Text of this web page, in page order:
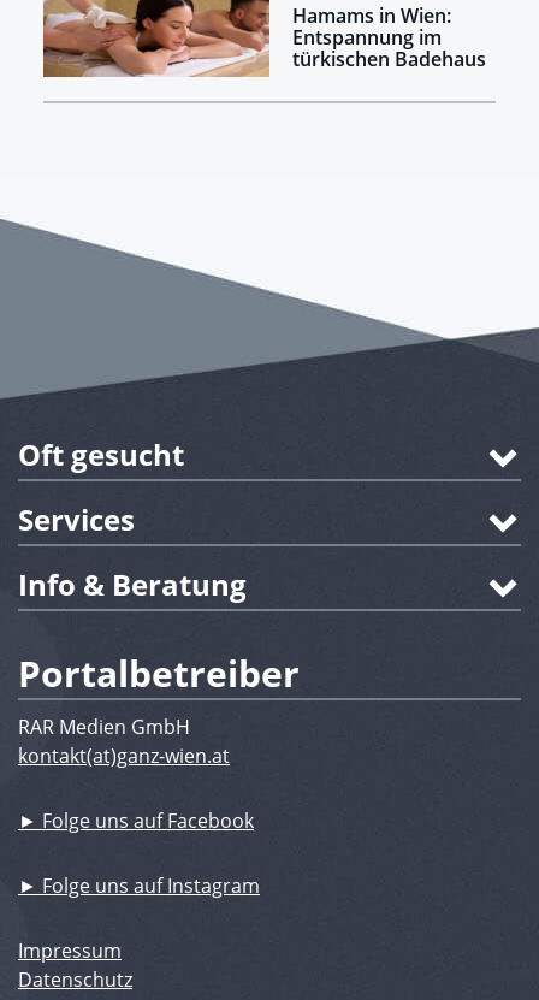
Hamams in Wien:
Entspannung im
türkischen Badehaus
Oft gesucht
Services
Info & Beratung
Portalbetreiber
RAR Medien GmbH
kontakt(at)ganz-wien.at
► Folge uns auf Facebook
► Folge uns auf Instagram
Impressum
Datenschutz